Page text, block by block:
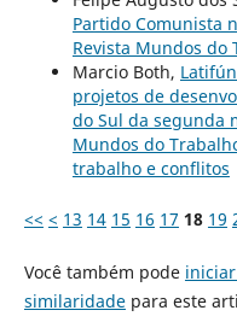
Partido Comunista
Revista Mundos do
Marcio Both,
projetos de
do Sul da segunda
Mundos do
trabalho e conflitos
<< < 13 14 15 16 17 18 19
Você também pode
similaridadepara este